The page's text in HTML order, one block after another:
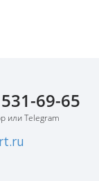
69-65
или Telegram